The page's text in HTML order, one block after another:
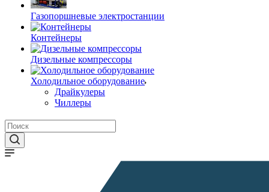
Газопоршневые электростанции
Контейнеры
Дизельные компрессоры
Холодильное оборудование
Драйкулеры
Чиллеры